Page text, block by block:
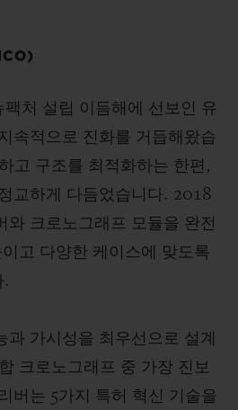
처 설립 이듬해에 선보인 유
속적으로 진화를 거듭해왔습
고 구조를 최적화하는 한편,
교하게 다듬었습니다. 2018
와 크로노그래프 모듈을 완전
고 다양한 케이스에 맞도록
.
과 가시성을 최우선으로 설계
크로노그래프 중 가장 진보
버는 5가지 특허 혁신 기술을